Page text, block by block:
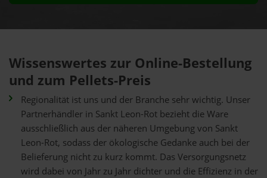
Wissenswertes zur Online-Bestellung
und zum Pellets-Preis
Regionalität ist uns und der Branche sehr wichtig. Unser
Partnerhändler in Sankt Leon-Rot bezieht die Ware
ausschließlich aus der näheren Umgebung von Sankt
Leon-Rot, sodass der ökologische Gedanke auch bei der
Belieferung nicht zu kurz kommt. Das Versorgungsnetz
wird dabei von Jahr zu Jahr dichter und die Effizienz in der